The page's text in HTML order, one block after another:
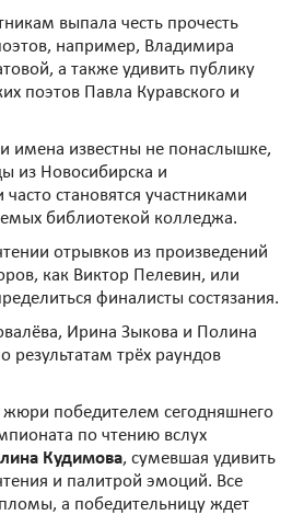
выпала честь прочесть
например, Владимира
а также удивить публику
поэтов Павла Куравского и
имена известны не понаслышке,
из Новосибирска и
становятся участниками
библиотекой колледжа.
отрывков из произведений
как Виктор Пелевин, или
финалисты состязания.
Ирина Зыкова и Полина
результатам трёх раундов
жюри победителем сегодняшнего
по чтению вслух
Кудимова, сумевшая удивить
и палитрой эмоций. Все
а победительницу ждет